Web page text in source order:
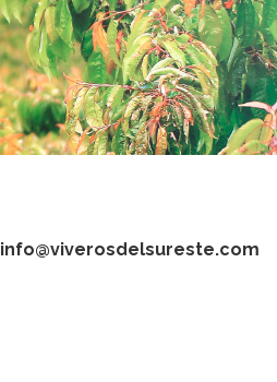
info@viverosdelsureste.com